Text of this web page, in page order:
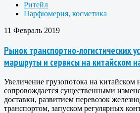
Ритейл
Парфюмерия, косметика
11 Февраль 2019
Рынок транспортно-логистических
маршруты и сервисы на китайском
Увеличение грузопотока на китайском
сопровождается существенными
доставки, развитием перевозок
транспортом, запуском регулярных